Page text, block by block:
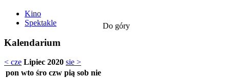
Kino
Spektakle
Kalendarium
< cze Lipiec 2020 sie >
pon wto śro czw pią sob nie
Do góry